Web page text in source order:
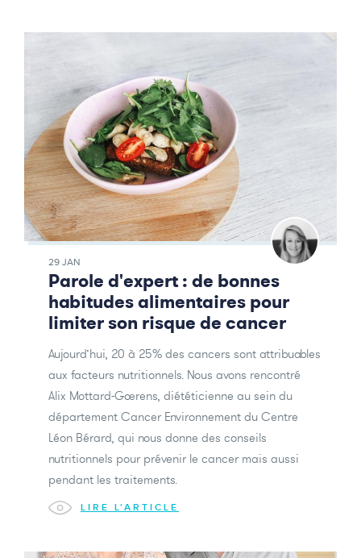
29 JAN
Parole d'expert : de bonnes
habitudes alimentaires pour
limiter son risque de cancer
Aujourd’hui, 20 à 25% des cancers sont attribuables
aux facteurs nutritionnels. Nous avons rencontré
Alix Mottard-Goerens, diététicienne au sein du
département Cancer Environnement du Centre
Léon Bérard, qui nous donne des conseils
nutritionnels pour prévenir le cancer mais aussi
pendant les traitements.
LIRE L'ARTICLE